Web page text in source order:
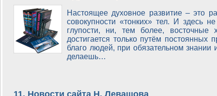
Настоящее духовное развитие – это
совокупности «тонких» тел. И здесь
глупости, ни, тем более, восточные
достигается только путём постоянных
благо людей, при обязательном знании
делаешь…
11. Новости сайта Н. Левашова